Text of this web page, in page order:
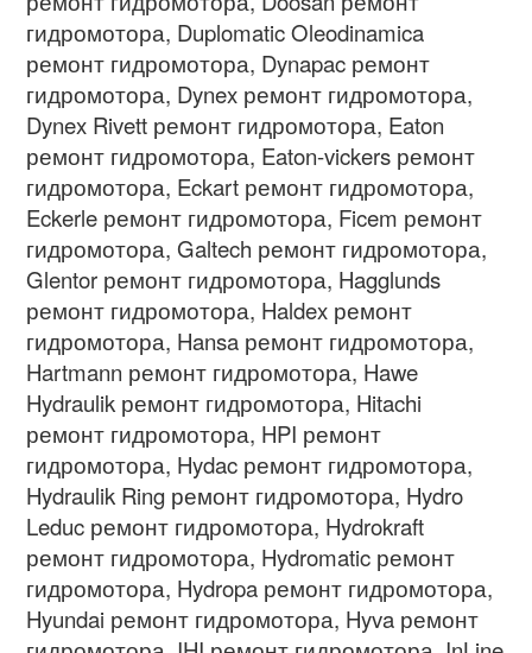
гидромотора, Duplomatic Oleodinamica
ремонт гидромотора, Dynapac ремонт
гидромотора, Dynex ремонт гидромотора,
Dynex Rivett ремонт гидромотора, Eaton
ремонт гидромотора, Eaton-vickers ремонт
гидромотора, Eckart ремонт гидромотора,
Eckerle ремонт гидромотора, Ficem ремонт
гидромотора, Galtech ремонт гидромотора,
Glentor ремонт гидромотора, Hagglunds
ремонт гидромотора, Haldex ремонт
гидромотора, Hansa ремонт гидромотора,
Hartmann ремонт гидромотора, Hawe
Hydraulik ремонт гидромотора, Hitachi
ремонт гидромотора, HPI ремонт
гидромотора, Hydac ремонт гидромотора,
Hydraulik Ring ремонт гидромотора, Hydro
Leduc ремонт гидромотора, Hydrokraft
ремонт гидромотора, Hydromatic ремонт
гидромотора, Hydropa ремонт гидромотора,
Hyundai ремонт гидромотора, Hyva ремонт